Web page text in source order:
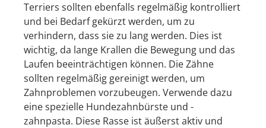
Terriers sollten ebenfalls regelmäßig kontrolliert
und bei Bedarf gekürzt werden, um zu
verhindern, dass sie zu lang werden. Dies ist
wichtig, da lange Krallen die Bewegung und das
Laufen beeinträchtigen können. Die Zähne
sollten regelmäßig gereinigt werden, um
Zahnproblemen vorzubeugen. Verwende dazu
eine spezielle Hundezahnbürste und -
zahnpasta. Diese Rasse ist äußerst aktiv und